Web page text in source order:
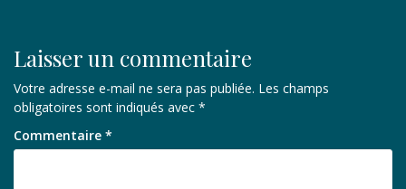
Laisser un commentaire
Votre adresse e-mail ne sera pas publiée. Les champs
obligatoires sont indiqués avec *
Commentaire *